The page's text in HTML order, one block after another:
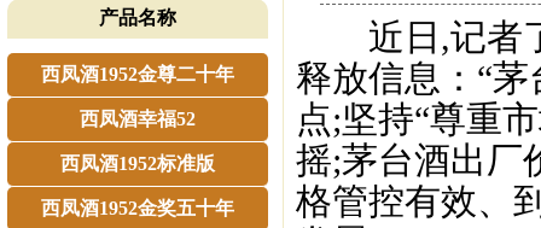
产品名称
西凤酒1952金尊二十年
西凤酒幸福52
西凤酒1952标准版
西凤酒1952金奖五十年
近日,记者了
释放信息：“
点;坚持“尊重
摇;茅台酒出厂
格管控有效、